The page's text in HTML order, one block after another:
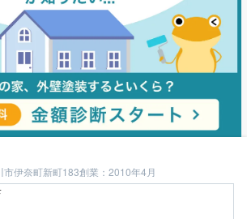
市伊奈町新町183創業：2010年4月